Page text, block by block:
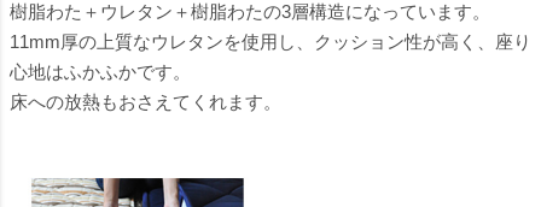
樹脂わた＋ウレタン＋樹脂わたの3層構造になっています。
11mm厚の上質なウレタンを使用し、クッション性が高く、座り
心地はふかふかです。
床への放熱もおさえてくれます。